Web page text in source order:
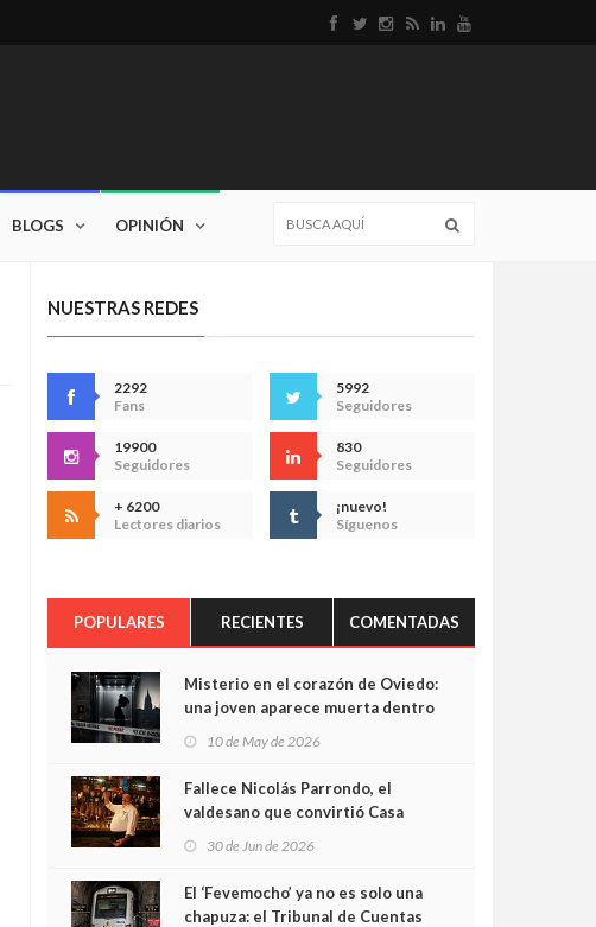
BLOGS OPINIÓN
NUESTRAS REDES
2292
Fans
5992
Seguidores
19900
Seguidores
830
Seguidores
+ 6200
Lectores diarios
¡nuevo!
Síguenos
POPULARES RECIENTES COMENTADAS
Misterio en el corazón de Oviedo:
una joven aparece muerta dentro
cámaras captan sus últimos
minutos
10 de May de 2026
Fallece Nicolás Parrondo, el
valdesano que convirtió Casa
30 de Jun de 2026
El ‘Fevemocho’ ya no es solo una
chapuza: el Tribunal de Cuentas